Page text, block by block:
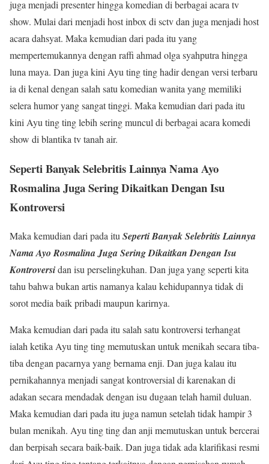
juga menjadi presenter hingga komedian di berbagai acara tv
show. Mulai dari menjadi host inbox di sctv dan juga menjadi host
acara dahsyat. Maka kemudian dari pada itu yang
mempertemukannya dengan raffi ahmad olga syahputra hingga
luna maya. Dan juga kini Ayu ting ting hadir dengan versi terbaru
ia di kenal dengan salah satu komedian wanita yang memiliki
selera humor yang sangat tinggi. Maka kemudian dari pada itu
kini Ayu ting ting lebih sering muncul di berbagai acara komedi
show di blantika tv tanah air.
Seperti Banyak Selebritis Lainnya Nama Ayo
Rosmalina Juga Sering Dikaitkan Dengan Isu
Kontroversi
Maka kemudian dari pada ituSeperti Banyak Selebritis Lainnya
Nama Ayo Rosmalina Juga Sering Dikaitkan Dengan Isu
Kontroversidan isu perselingkuhan. Dan juga yang seperti kita
tahu bahwa bukan artis namanya kalau kehidupannya tidak di
sorot media baik pribadi maupun karirnya.
Maka kemudian dari pada itu salah satu kontroversi terhangat
ialah ketika Ayu ting ting memutuskan untuk menikah secara tiba-
tiba dengan pacarnya yang bernama enji. Dan juga kalau itu
pernikahannya menjadi sangat kontroversial di karenakan di
adakan secara mendadak dengan isu dugaan telah hamil duluan.
Maka kemudian dari pada itu juga namun setelah tidak hampir 3
bulan menikah. Ayu ting ting dan anji memutuskan untuk bercerai
dan berpisah secara baik-baik. Dan juga tidak ada klarifikasi resmi